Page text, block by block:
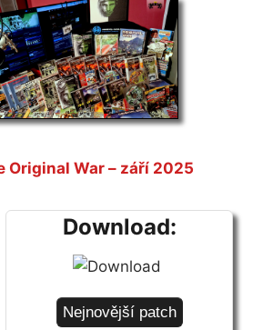
Original War – září 2025
Download:
Nejnovější patch